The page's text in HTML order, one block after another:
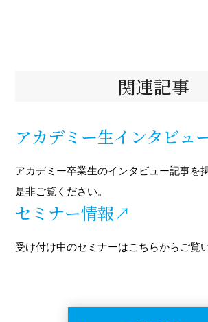
関連記事
アカデミー生インタビュ
アカデミー卒業生のインタビュー記事を
是非ご覧ください。
セミナー情報↗
受け付け中のセミナーはこちらからご覧